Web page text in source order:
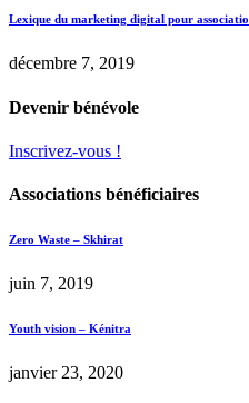
Lexique du marketing digital pour
décembre 7, 2019
Devenir bénévole
Inscrivez-vous !
Associations bénéficiaires
Zero Waste – Skhirat
juin 7, 2019
Youth vision – Kénitra
janvier 23, 2020